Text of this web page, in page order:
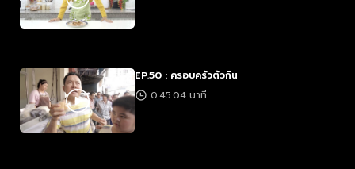
EP.50 : ครอบครัวตัวกิน
0:45:04 นาที